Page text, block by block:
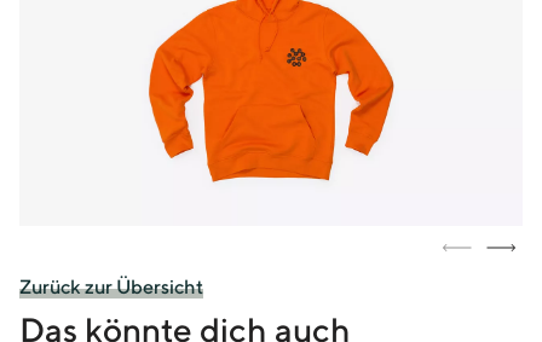
Zurück zur Übersicht
Das könnte dich auch